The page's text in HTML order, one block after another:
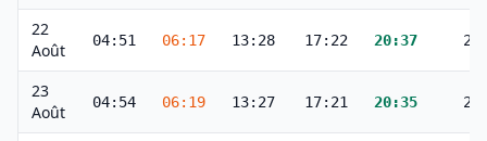
22
Août
04:51 06:17 13:28 17:22 20:37
23
Août
04:54 06:19 13:27 17:21 20:35